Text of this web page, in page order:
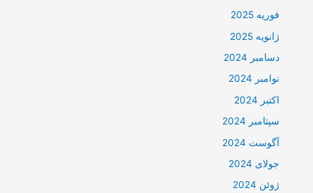
فوریه 2025
ژانویه 2025
دسامبر 2024
نوامبر 2024
اکتبر 2024
سپتامبر 2024
آگوست 2024
جولای 2024
ژوئن 2024